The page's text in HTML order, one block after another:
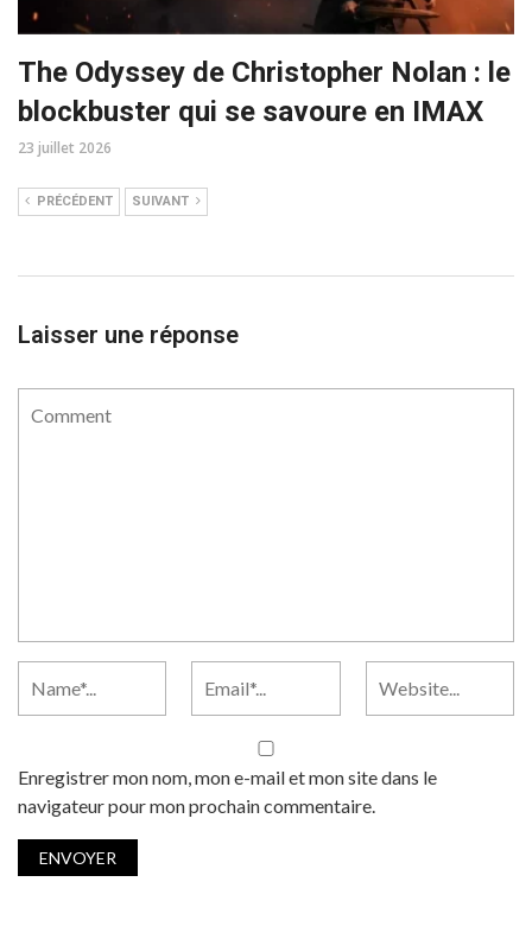
The Odyssey de Christopher Nolan : le
blockbuster qui se savoure en IMAX
23 juillet 2026
PRÉCÉDENT SUIVANT
Laisser une réponse
Enregistrer mon nom, mon e-mail et mon site dans le
navigateur pour mon prochain commentaire.